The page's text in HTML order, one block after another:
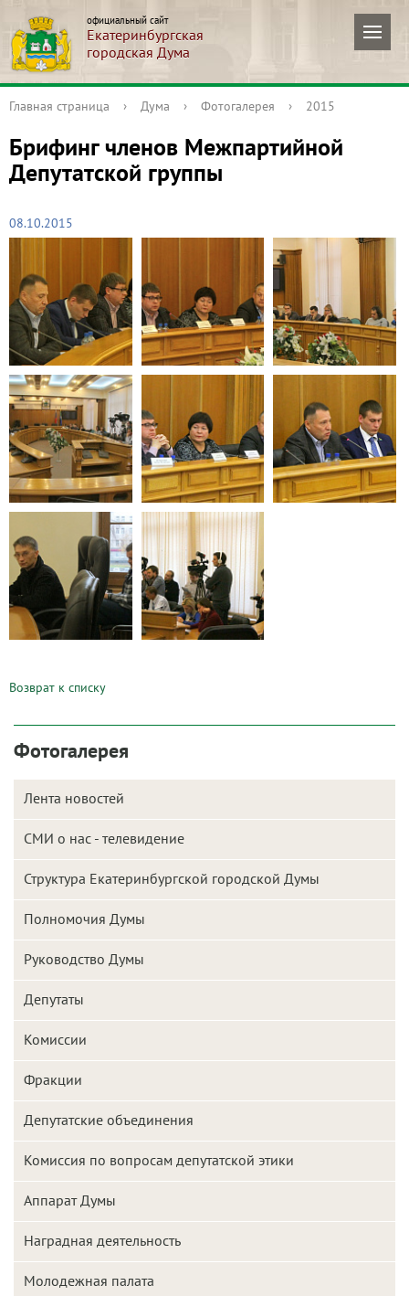
официальный сайт
Екатеринбургская
городская Дума
Главная страница › Дума › Фотогалерея › 2015
Брифинг членов Межпартийной
Депутатской группы
08.10.2015
Возврат к списку
Фотогалерея
Лента новостей
СМИ о нас - телевидение
Структура Екатеринбургской городской Думы
Полномочия Думы
Руководство Думы
Депутаты
Комиссии
Фракции
Депутатские объединения
Комиссия по вопросам депутатской этики
Аппарат Думы
Наградная деятельность
Молодежная палата